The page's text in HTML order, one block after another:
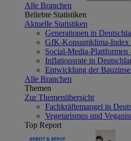
Alle Branchen
Beliebte Statistiken
Aktuelle Statistiken
Generationen in
GfK-Konsumklima-Index
Social-Media-
Inflationsrate in
Entwicklung der
Alle Branchen
Themen
Zur Themenübersicht
Fachkräftemangel in
Vegetarismus und
Top Report